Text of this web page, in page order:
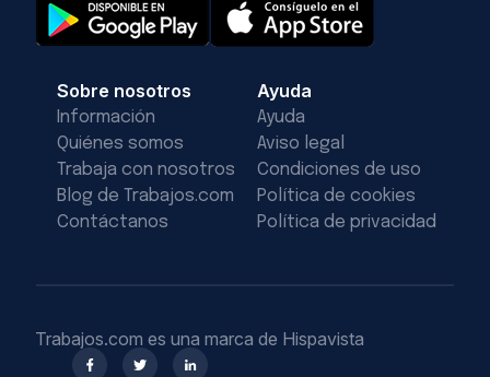
Sobre nosotros
Información
Quiénes somos
Trabaja con nosotros
Blog de Trabajos.com
Contáctanos
Ayuda
Ayuda
Aviso legal
Condiciones de uso
Política de cookies
Política de privacidad
Trabajos.com es una marca de Hispavista